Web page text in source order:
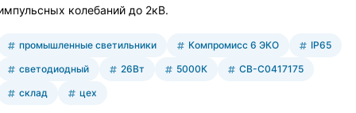
колебаний до 2кВ.
промышленные светильники Компромисс 6 ЭКО
IP65
светодиодный
26Вт 5000К
СВ-С0417175
склад
цех